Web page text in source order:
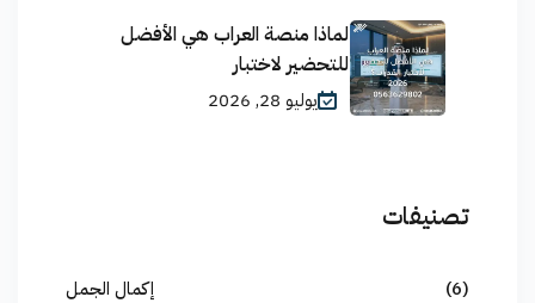
لماذا منصة العراب هي الأفضل
للتحضير لاختبار
يوليو 28, 2026
تصنيفات
إكمال الجمل
(6)